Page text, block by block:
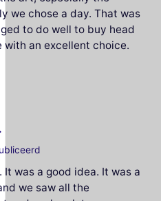
we chose a day. That was
to do well to buy head
an excellent choice.
was a good idea. It was a
we saw all the